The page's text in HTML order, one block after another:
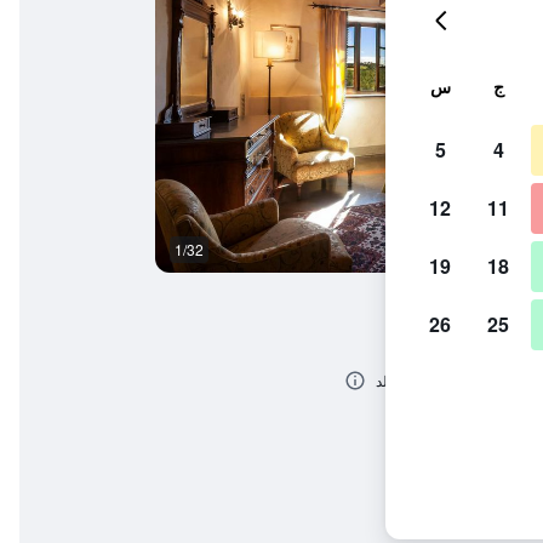
1/32
هوتلز أوف ذا وورلد
ج س
4
5
11
12
18
19
25
26